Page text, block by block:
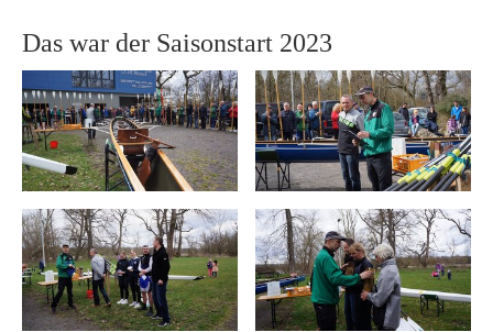
Das war der Saisonstart 2023